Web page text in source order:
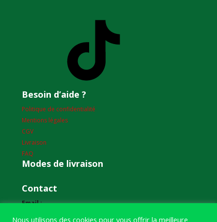
Besoin d’aide ?
Politique de confidentialité
Mentions légales
CGV
Livraison
FAQ
Modes de livraison
Contact
Email :
Nous utilisons des cookies pour vous offrir la meilleure